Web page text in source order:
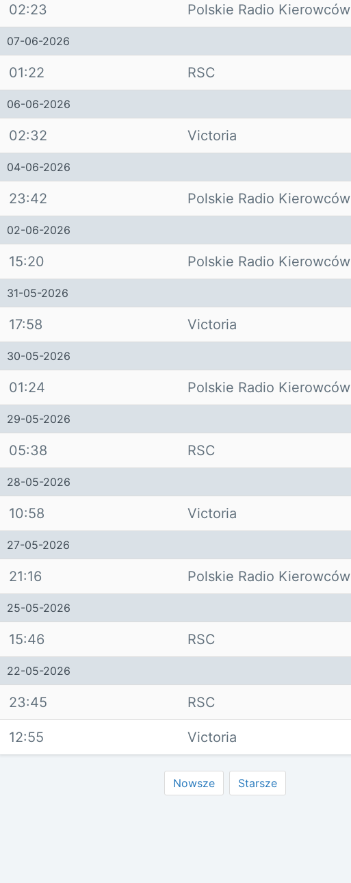
02:23 Polskie Radio Kierowców
07-06-2026
01:22 RSC
06-06-2026
02:32 Victoria
04-06-2026
23:42 Polskie Radio Kierowców
02-06-2026
15:20 Polskie Radio Kierowców
31-05-2026
17:58 Victoria
30-05-2026
01:24 Polskie Radio Kierowców
29-05-2026
05:38 RSC
28-05-2026
10:58 Victoria
27-05-2026
21:16 Polskie Radio Kierowców
25-05-2026
15:46 RSC
22-05-2026
23:45 RSC
12:55 Victoria
Nowsze Starsze